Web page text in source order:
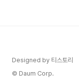
Designed by 티스토리
© Daum Corp.